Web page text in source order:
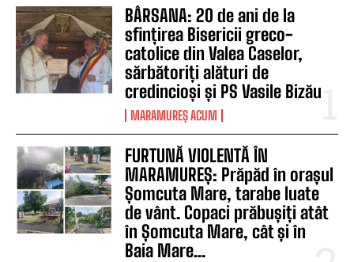
BÂRSANA: 20 de ani de la
sfințirea Bisericii greco-
catolice din Valea Caselor,
sărbătoriți alături de
credincioși și PS Vasile Bizău
MARAMUREȘ ACUM
FURTUNĂ VIOLENTĂ ÎN
MARAMUREȘ: Prăpăd în orașul
Șomcuta Mare, tarabe luate
de vânt. Copaci prăbușiți atât
în Șomcuta Mare, cât și în
Baia Mare...